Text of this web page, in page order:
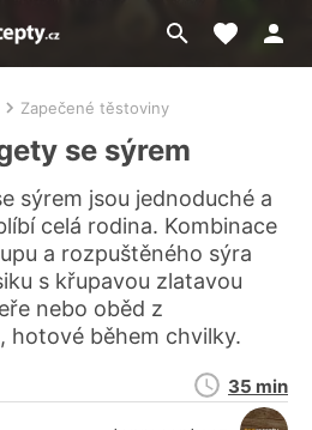
Přejít
na
Moje
Zapečené těstoviny
se sýrem
sýrem jsou jednoduché a
celá rodina. Kombinace
a rozpuštěného sýra
s křupavou zlatavou
nebo oběd z
hotové během chvilky.
Doba
přípravy
35 min